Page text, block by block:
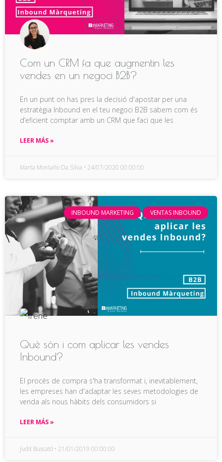
Com un CRM fa que augmentin les
vendes en un negoci B2B?
En un punt on has pres la decisió d'apostar per una
estratègia Inbound en el teu negoci B2B sabem com és
d’eficient comptar amb un CRM que faci que les
LEER MÁS »
Marta Montaño Da Silva 24/07/2020 00:00:00
INBOUND MARKETING VENTAS INBOUND
Què són i com aplicar les vendes
Inbound?
El procés de compra s'ha transformat i, inevitablement,
les empreses han d'adaptar les seves metodologies de
venda als nous hàbits dels consumidors si
LEER MÁS »
Judit Buscató 21/01/2019 00:00:00